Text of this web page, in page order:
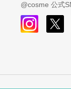
@cosme 公式